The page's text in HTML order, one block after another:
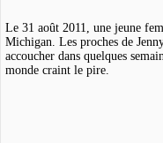
Le 31 août 2011, une jeune
Michigan. Les proches de
accoucher dans quelques
monde craint le pire.